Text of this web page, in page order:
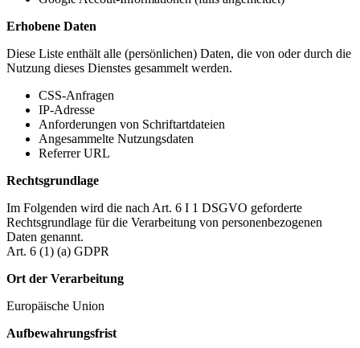
Erhobene Daten
Diese Liste enthält alle (persönlichen) Daten, die von oder durch die
Nutzung dieses Dienstes gesammelt werden.
CSS-Anfragen
IP-Adresse
Anforderungen von Schriftartdateien
Angesammelte Nutzungsdaten
Referrer URL
Rechtsgrundlage
Im Folgenden wird die nach Art. 6 I 1 DSGVO geforderte
Rechtsgrundlage für die Verarbeitung von personenbezogenen
Daten genannt.
Art. 6 (1) (a) GDPR
Ort der Verarbeitung
Europäische Union
Aufbewahrungsfrist